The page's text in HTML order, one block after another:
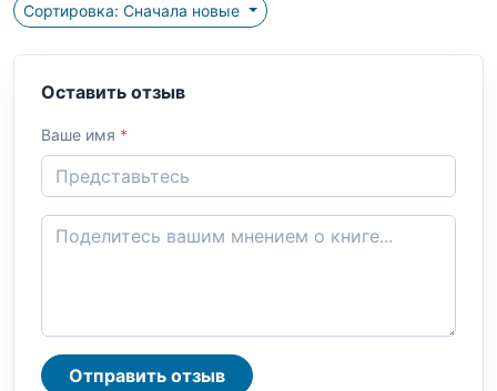
Сортировка: Сначала новые
Оставить отзыв
Ваше имя *
Отправить отзыв